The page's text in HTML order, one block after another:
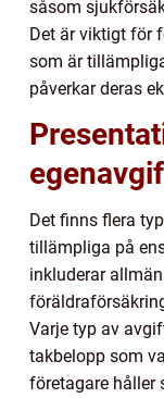
såsom
Det är viktigt för
som är
påverkar deras
Det finns flera
tillämpliga på
inkluderar
Varje typ av
takbelopp som
företagare håller